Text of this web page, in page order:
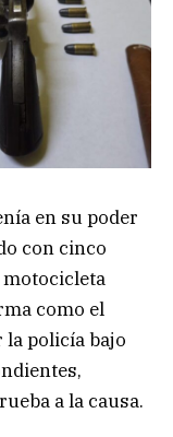
en su poder
con cinco
motocicleta
como el
policía bajo
a la causa.